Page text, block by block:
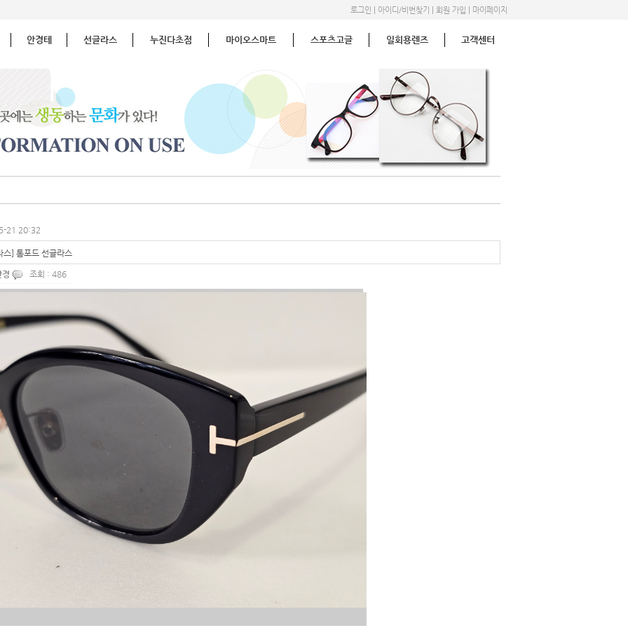
로그인 아이디/비번찾기 회원 가입 마이페이지
안경테 선글라스 누진다초점 마이오스마트 스포츠고글 일회용렌즈 고객센터
21 20:32
스] 톰포드 선글라스
경 조회 : 486